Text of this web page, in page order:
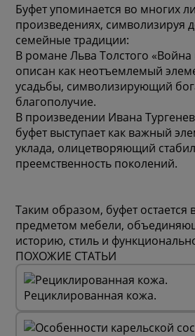
Буфет упоминается во многих
произведениях, символизируя
семейные традиции:
В романе Льва Толстого
описан как неотъемлемый
усадьбы, символизирующий
благополучие.
В произведении Ивана
буфет выступает как важный
уклада, олицетворяющий
преемственность поколений.
Таким образом, буфет
предметом мебели,
историю, стиль и
ПОХОЖИЕ СТАТЬИ
Рециклированная кожа.